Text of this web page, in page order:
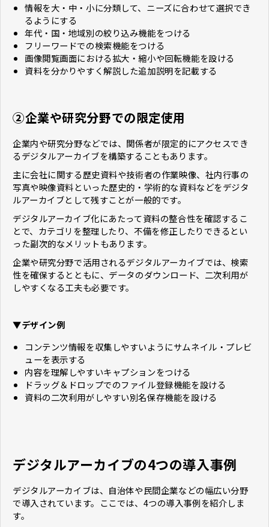
情報を大・中・小に分類して、ニーズに合わせて選択でき
るようにする
年代・国・地域別の絞り込み機能をつける
フリーワードでの検索機能をつける
画像閲覧画面における拡大・縮小や回転機能を設ける
資料を分かりやすく解説した追加説明を記載する
②企業や研究分野での限定使用
企業内や研究分野などでは、関係者が限定的にアクセスでき
るデジタルアーカイブを構築することもあります。
主に会社に関する歴史資料や技術者の作業映像、社内行事の
写真や映像資料といった歴史的・学術的な資料などをデジタ
ルアーカイブとして残すことが一般的です。
デジタルアーカイブ化にあたって資料の整合性を確認するこ
とで、カテゴリを整理したり、不備を修正したりできるとい
った副次的なメリットもあります。
企業や研究分野で活用されるデジタルアーカイブでは、検索
性を確保するとともに、データのダウンロード、二次利用が
しやすくなる工夫も必要です。
▼デザイン例
コンテンツ情報を収集しやすいようにサムネイル・プレビ
ューを表示する
内容を理解しやすいキャプションをつける
ドラッグ＆ドロップでのファイル登録機能を設ける
資料の二次利用がしやすい別名保存機能を設ける
デジタルアーカイブの4つの導入事例
デジタルアーカイブは、自治体や民間企業などの幅広い分野
で導入されています。ここでは、4つの導入事例を紹介しま
す。